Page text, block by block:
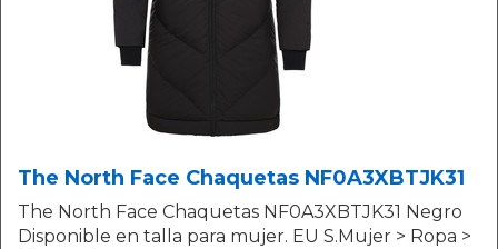
The North Face Chaquetas NF0A3XBTJK31
The North Face Chaquetas NF0A3XBTJK31 Negro
Disponible en talla para mujer. EU S.Mujer > Ropa >